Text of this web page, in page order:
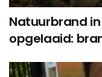
Natuurbrand
opgelaaid: